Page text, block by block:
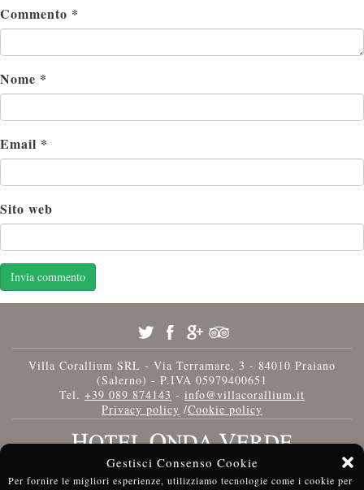
Gestisci Consenso Cookie
Per fornire le migliori esperienze, utilizziamo tecnologie come i cookie per
Commento *
Nome *
Email *
Sito web
Villa Corallium SRL - Via Terramare, 3 - 84010 Praiano
(Salerno) - P.IVA 05979400651
Tel. +39 089 874143 - info@villacorallium.it
Privacy policy /Cookie policy